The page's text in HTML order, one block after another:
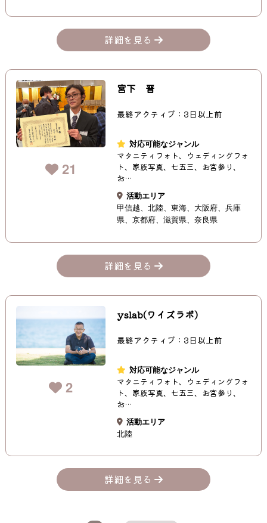
詳細を見る
21
宮下 晋
最終アクティブ：3日以上前
対応可能なジャンル
マタニティフォト、ウェディングフォ
ト、家族写真、七五三、お宮参り、
お…
活動エリア
甲信越
北陸 東海 大阪府
兵庫
県
京都府 滋賀県 奈良県
詳細を見る
2
yslab(ワイズラボ)
最終アクティブ：3日以上前
対応可能なジャンル
マタニティフォト、ウェディングフォ
ト、家族写真、七五三、お宮参り、
お…
活動エリア
北陸
詳細を見る